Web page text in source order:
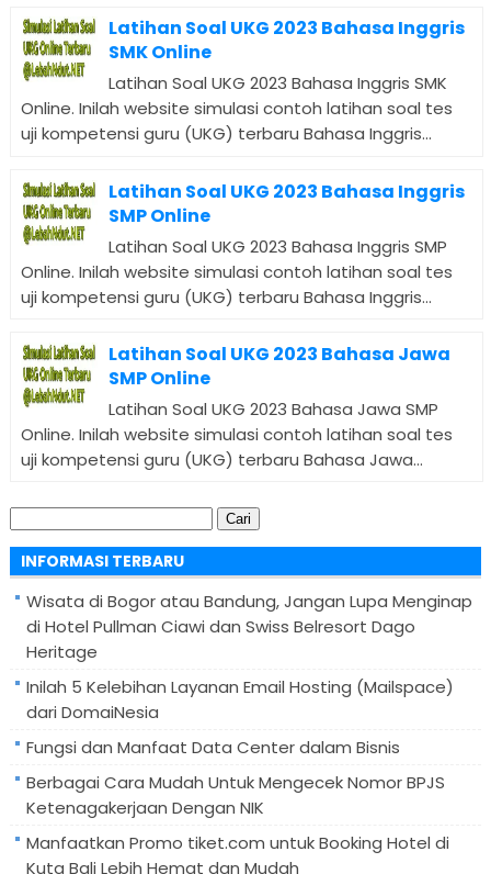
Latihan Soal UKG 2023 Bahasa Inggris
SMK Online
Latihan Soal UKG 2023 Bahasa Inggris SMK
Online. Inilah website simulasi contoh latihan soal tes
uji kompetensi guru (UKG) terbaru Bahasa Inggris...
Latihan Soal UKG 2023 Bahasa Inggris
SMP Online
Latihan Soal UKG 2023 Bahasa Inggris SMP
Online. Inilah website simulasi contoh latihan soal tes
uji kompetensi guru (UKG) terbaru Bahasa Inggris...
Latihan Soal UKG 2023 Bahasa Jawa
SMP Online
Latihan Soal UKG 2023 Bahasa Jawa SMP
Online. Inilah website simulasi contoh latihan soal tes
uji kompetensi guru (UKG) terbaru Bahasa Jawa...
untuk:
INFORMASI TERBARU
Wisata di Bogor atau Bandung, Jangan Lupa Menginap
di Hotel Pullman Ciawi dan Swiss Belresort Dago
Heritage
Inilah 5 Kelebihan Layanan Email Hosting (Mailspace)
dari DomaiNesia
Fungsi dan Manfaat Data Center dalam Bisnis
Berbagai Cara Mudah Untuk Mengecek Nomor BPJS
Ketenagakerjaan Dengan NIK
Manfaatkan Promo tiket.com untuk Booking Hotel di
Kuta Bali Lebih Hemat dan Mudah